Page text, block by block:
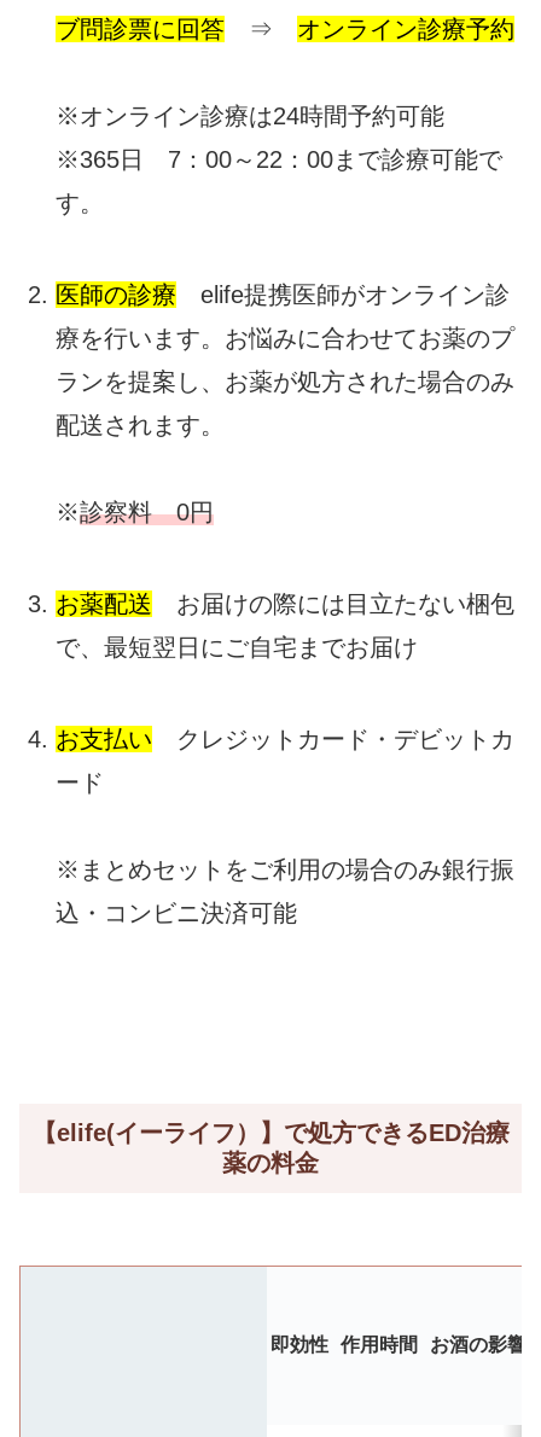
ブ問診票に回答 ⇒ オンライン診療予約
※オンライン診療は24時間予約可能
※365日 7：00～22：00まで診療可能で
す。
医師の診療 elife提携医師がオンライン診
療を行います。お悩みに合わせてお薬のプ
ランを提案し、お薬が処方された場合のみ
配送されます。
※診察料 0円
お薬配送 お届けの際には目立たない梱包
で、最短翌日にご自宅までお届け
お支払い クレジットカード・デビットカ
ード
※まとめセットをご利用の場合のみ銀行振
込・コンビニ決済可能
【elife(イーライフ）】で処方できるED治療
薬の料金
即効性 作用時間 お酒の影響